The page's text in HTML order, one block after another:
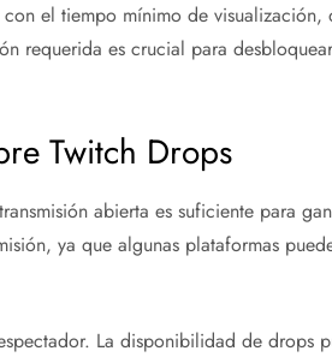
el tiempo mínimo de visualización,
requerida es crucial para
Twitch Drops
abierta es suficiente para
ya que algunas plataformas
La disponibilidad de drops